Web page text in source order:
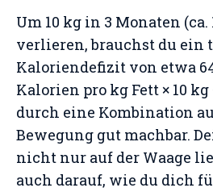
Um 10 kg in 3 Monaten (ca.
verlieren, brauchst du ein
Kaloriendefizit von etwa
Kalorien pro kg Fett × 10 kg
durch eine Kombination
Bewegung gut machbar.
nicht nur auf der Waage
auch darauf, wie du dich